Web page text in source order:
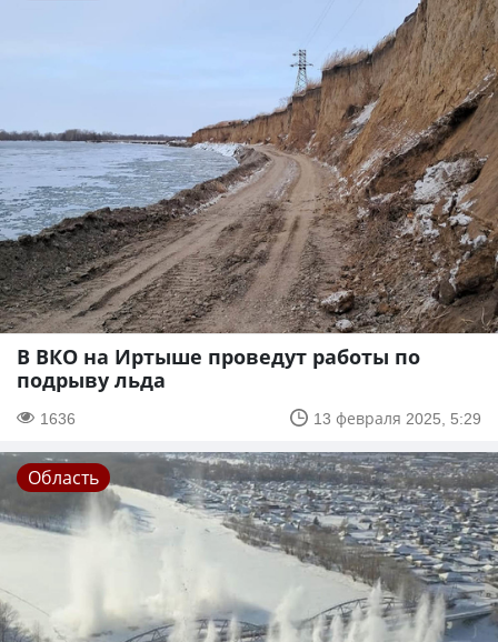
В ВКО на Иртыше проведут работы по
подрыву льда
1636 13 февраля 2025, 5:29
Область